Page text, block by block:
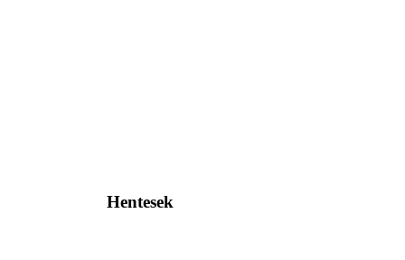
Hentesek